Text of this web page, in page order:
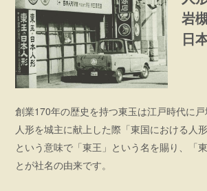
岩
日
創業170年の歴史を持つ東玉は江戸時代に
人形を城主に献上した際「東国における人
という意味で「東王」という名を賜り、「
とが社名の由来です。